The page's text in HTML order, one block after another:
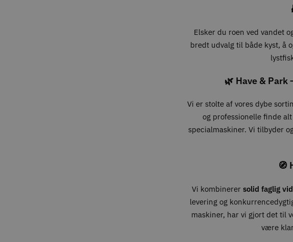
Elsker du roen ved vandet
bredt udvalg til både kyst, å
🌿 Have &
Vi er stolte af vores dybe
og professionelle finde
specialmaskiner. Vi tilbyder
🧭
Vi kombinerer solid faglig
levering og
maskiner, har vi gjort det til
være